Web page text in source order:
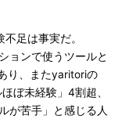
足は事実だ。
ョンで使うツールと
り、またyaritoriの
ぼ未経験」4割超、
が苦手」と感じる人